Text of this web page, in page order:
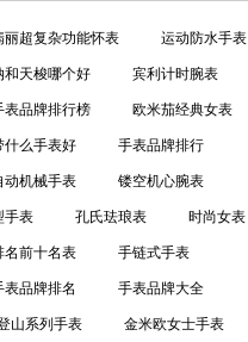
丽超复杂功能怀表 运动防水手表
和天梭哪个好 宾利计时腕表
表品牌排行榜 欧米茄经典女表
什么手表好 手表品牌排行
动机械手表 镂空机心腕表
手表 孔氏珐琅表 时尚女表
名前十名表 手链式手表
表品牌排名 手表品牌大全
山系列手表 金米欧女士手表